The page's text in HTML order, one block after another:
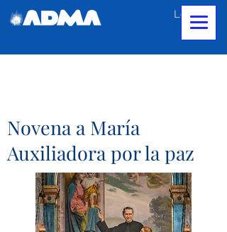
Login
Novena a María
Auxiliadora por la paz